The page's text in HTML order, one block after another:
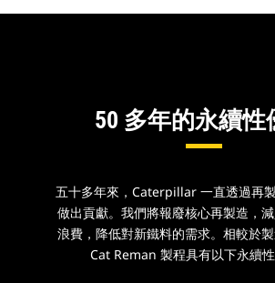
50 多年的永續性
五十多年來，Caterpillar 一直透過再
做出貢獻。我們將報廢核心再製造，
浪費，降低對新鐵料的需求。相較於製
Cat Reman 製程具有以下永續